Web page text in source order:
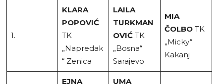
1.
KLARA
POPOVIĆ
TK
„Napredak
“ Zenica
LAILA
TURKMAN
OVIĆTK
„Bosna“
Sarajevo
MIA
ČOLBOTK
„Micky“
Kakanj
EJNA
UMA